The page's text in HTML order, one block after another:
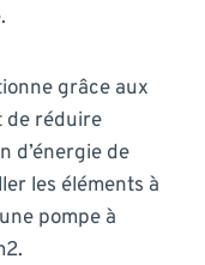
grâce aux
de réduire
d’énergie de
les éléments à
pompe à